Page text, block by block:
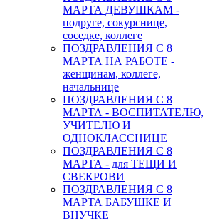
МАРТА ДЕВУШКАМ -
подруге, сокурснице,
соседке, коллеге
ПОЗДРАВЛЕНИЯ С 8
МАРТА НА РАБОТЕ -
женщинам, коллеге,
начальнице
ПОЗДРАВЛЕНИЯ С 8
МАРТА - ВОСПИТАТЕЛЮ,
УЧИТЕЛЮ И
ОДНОКЛАССНИЦЕ
ПОЗДРАВЛЕНИЯ С 8
МАРТА - для ТЕЩИ И
СВЕКРОВИ
ПОЗДРАВЛЕНИЯ С 8
МАРТА БАБУШКЕ И
ВНУЧКЕ